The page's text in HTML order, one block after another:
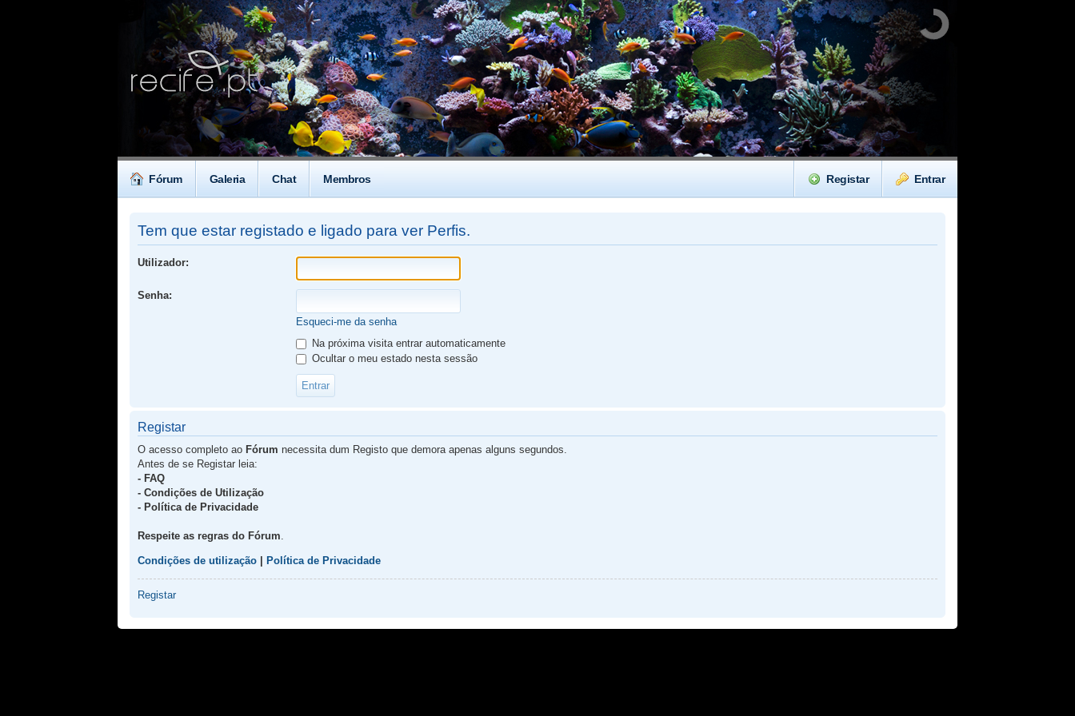
Fórum Galeria Chat Membros Entrar
Registar
Tem que estar registado e ligado para ver Perfis.
Utilizador:
Senha:
Esqueci-me da senha
Na próxima visita entrar automaticamente
Ocultar o meu estado nesta sessão
Registar
O acesso completo ao Fórum necessita dum Registo que demora apenas alguns segundos.
Antes de se Registar leia:
- FAQ
- Condições de Utilização
- Política de Privacidade
Respeite as regras do Fórum
Condições de utilização Política de Privacidade
Registar